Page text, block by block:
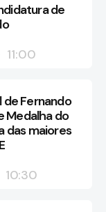
de
11:00
Fernando
Medalha do
das maiores
10:30